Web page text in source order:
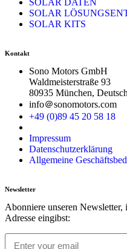
SOLAR DATEN
SOLAR
SOLAR KITS
Kontakt
Sono Motors GmbH
Waldmeisterstraße 93
80935 München,
info＠sonomotors.com
+49 (0)89 45 20 58 18
Impressum
Datenschutzerklärung
Allgemeine
Newsletter
Abonniere unseren
Adresse eingibst: